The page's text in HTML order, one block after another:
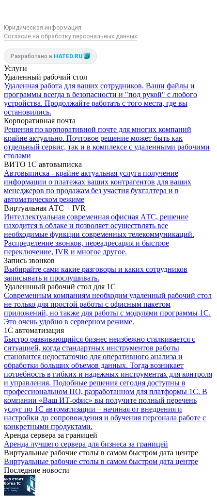
Юридическая информация
Согласие на обработку персональных данных
Разработано в HATED.RU
Услуги
Удаленный рабочий стол
Удаленная работа для ваших сотрудников. Ваши файлы и
программы всегда в безопасности и "под рукой" с любого
устройства. Продолжайте работать с того места, где вы
остановились.
Корпоративная почта
Решения по корпоративной почте для многих компаний
крайне актуально. Почтовое решение может быть как
отдельный сервис, так и в комплексе с удаленными рабочими
столами
ВИТО 1С автовыписка
Автовыписка - крайне актуальная услуга получение
информации о платежах ваших контрагентов для ваших
менеджеров по продажам без участия бухгалтера и в
автоматическом режиме
Виртуальная АТС + IVR
Интеллектуальная современная офисная АТС, решение
находится в облаке и позволяет осуществлять все
необходимые функции современных телекоммуникаций.
Распределение звонков, переадресация и быстрое
переключение, IVR и многое другое.
Запись звонков
Выбирайте сами какие разговоры и каких сотрудников
записывать и прослушивать.
Удаленнный рабочий стол для 1С
Современным компаниям необходим удаленный рабочий стол
не только для простой работы с офисным пакетом
приложений, но также для работы с модулями программы 1С.
Это очень удобно в серверном режиме.
1С автоматизация
Быстро развивающийся бизнес неизбежно сталкивается с
ситуацией, когда стандартных инструментов работы
становится недостаточно для оперативного анализа и
обработки больших объемов данных. Тогда возникает
потребность в гибких и надежных инструментах для контроля
и управления. Подобные решения сегодня доступны в
профессиональном ПО, разработанном для платформы 1С. В
компании «Ваш ИТ-офис» вы получите полный перечень
услуг по 1С автоматизации – начиная от внедрения и
настройки до сопровождения и обучения персонала работе с
конкретными продуктами.
Аренда сервера за границей
Аренда лучшего сервера для бизнеса за границей
Виртуальные рабочие столы в самом быстром дата центре
Виртуальные рабочие столы в самом быстром дата центре
Последние новости